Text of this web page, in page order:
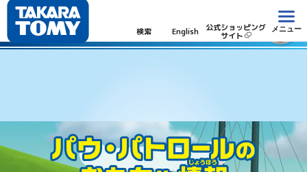
検索 English 公式ショッピング
サイト
メニュー
パウ・パトロール